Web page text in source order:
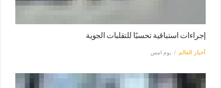
إجراءات استباقية تحسبًا للتقلبات الجوية
أخبار العالم يوم امس